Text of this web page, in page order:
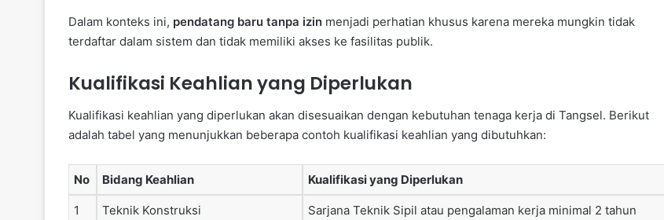
Dalam konteks ini, pendatang baru tanpa izin menjadi perhatian khusus karena mereka mungkin tidak
terdaftar dalam sistem dan tidak memiliki akses ke fasilitas publik.
Kualifikasi Keahlian yang Diperlukan
Kualifikasi keahlian yang diperlukan akan disesuaikan dengan kebutuhan tenaga kerja di Tangsel. Berikut
adalah tabel yang menunjukkan beberapa contoh kualifikasi keahlian yang dibutuhkan:
No Bidang Keahlian Kualifikasi yang Diperlukan
1 Teknik Konstruksi Sarjana Teknik Sipil atau pengalaman kerja minimal 2 tahun